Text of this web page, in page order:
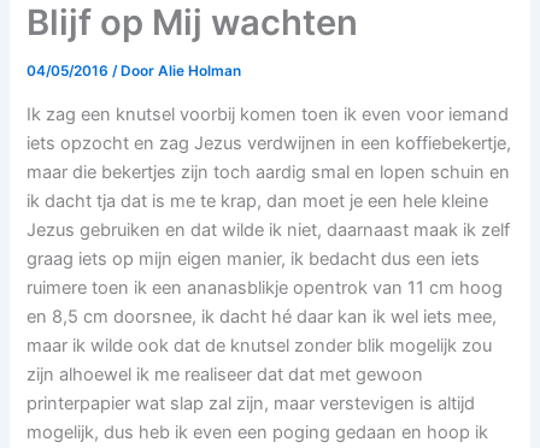
Blijf op Mij wachten
04/05/2016/ DoorAlie Holman
Ik zag een knutsel voorbij komen toen ik even voor iemand
iets opzocht en zag Jezus verdwijnen in een koffiebekertje,
maar die bekertjes zijn toch aardig smal en lopen schuin en
ik dacht tja dat is me te krap, dan moet je een hele kleine
Jezus gebruiken en dat wilde ik niet, daarnaast maak ik zelf
graag iets op mijn eigen manier, ik bedacht dus een iets
ruimere toen ik een ananasblikje opentrok van 11 cm hoog
en 8,5 cm doorsnee, ik dacht hé daar kan ik wel iets mee,
maar ik wilde ook dat de knutsel zonder blik mogelijk zou
zijn alhoewel ik me realiseer dat dat met gewoon
printerpapier wat slap zal zijn, maar verstevigen is altijd
mogelijk, dus heb ik even een poging gedaan en hoop ik